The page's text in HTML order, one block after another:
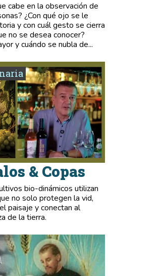
cabe en la observación de
¿Con qué ojo se le
y con cuál gesto se cierra
no se desea conocer?
y cuándo se nubla de...
& Copas
bio-dinámicos utilizan
no solo protegen la vid,
paisaje y conectan al
de la tierra.